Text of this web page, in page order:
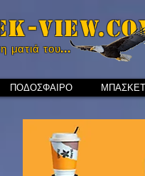
ματιά του...
ΠΟΔΟΣΦΑΙΡΟ ΜΠΑΣΚΕΤ